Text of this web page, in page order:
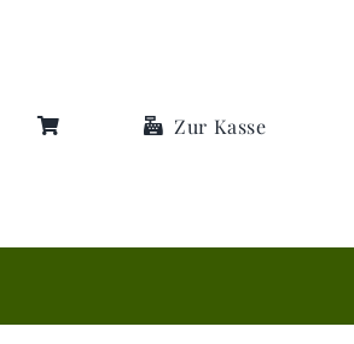
Zur Kasse